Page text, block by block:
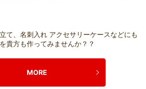
て、名刺入れ アクセサリーケースなどにも
貴方も作ってみませんか？？
MORE